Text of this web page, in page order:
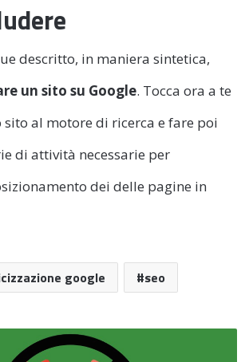
descritto, in maniera sintetica,
un sito su Google. Tocca ora a te
al motore di ricerca e fare poi
di attività necessarie per
dei delle pagine in
google seo